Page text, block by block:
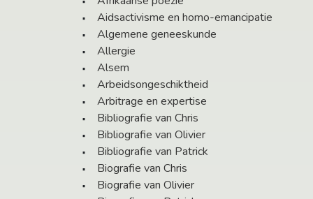
Aidsactivisme en homo-emancipatie
Algemene geneeskunde
Allergie
Alsem
Arbeidsongeschiktheid
Arbitrage en expertise
Bibliografie van Chris
Bibliografie van Olivier
Bibliografie van Patrick
Biografie van Chris
Biografie van Olivier